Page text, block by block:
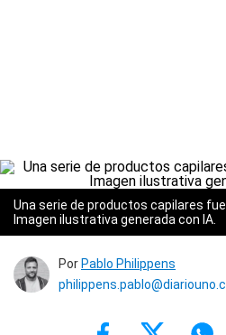
Una serie de productos capilares fue
Imagen ilustrativa generada con IA.
Por Pablo Philippens